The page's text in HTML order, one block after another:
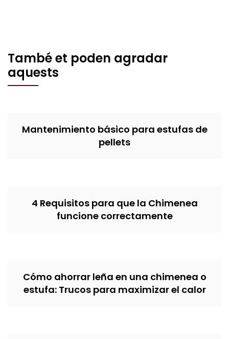
També et poden agradar
aquests
Mantenimiento básico para estufas de
pellets
4 Requisitos para que la Chimenea
funcione correctamente
Cómo ahorrar leña en una chimenea o
estufa: Trucos para maximizar el calor